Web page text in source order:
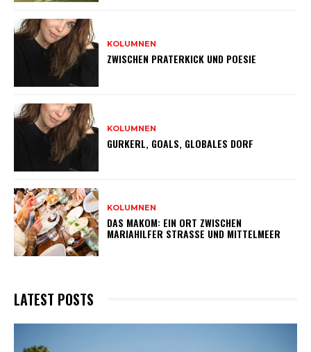
KOLUMNEN
ZWISCHEN PRATERKICK UND POESIE
KOLUMNEN
GURKERL, GOALS, GLOBALES DORF
KOLUMNEN
DAS MAKOM: EIN ORT ZWISCHEN
MARIAHILFER STRASSE UND MITTELMEER
LATEST POSTS